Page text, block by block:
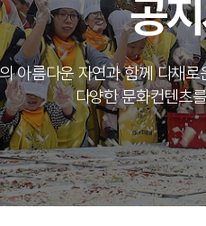
공
아름다운 자연과 함께 다채
다양한 문화컨텐츠